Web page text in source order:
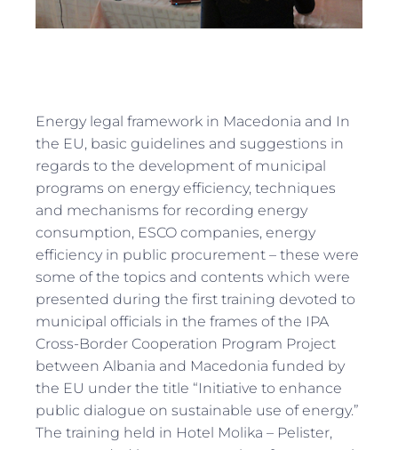
Energy legal framework in Macedonia and In
the EU, basic guidelines and suggestions in
regards to the development of municipal
programs on energy efficiency, techniques
and mechanisms for recording energy
consumption, ESCO companies, energy
efficiency in public procurement – these were
some of the topics and contents which were
presented during the first training devoted to
municipal officials in the frames of the IPA
Cross-Border Cooperation Program Project
between Albania and Macedonia funded by
the EU under the title “Initiative to enhance
public dialogue on sustainable use of energy.”
The training held in Hotel Molika – Pelister,